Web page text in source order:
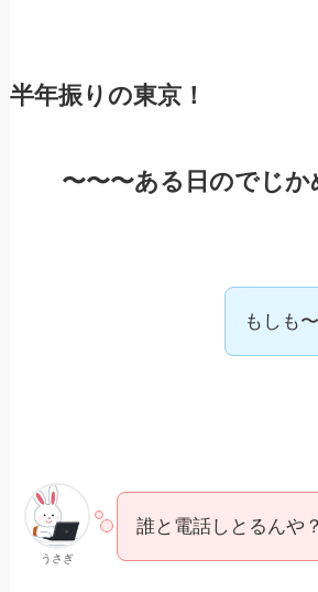
半年振りの東京！
〜〜〜ある日のでじか
もしも
うさぎ
誰と電話しとるんや？